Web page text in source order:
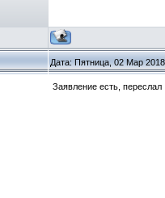
Дата: Пятница, 02 Мар
Заявление есть, переслал